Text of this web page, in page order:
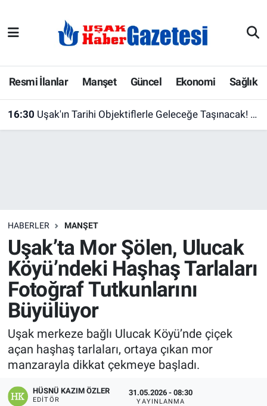
Resmi İlanlar Manşet Güncel Ekonomi Sağlık
16:30 Uşak'ın Tarihi Objektiflerle Geleceğe Taşınacak! 20 Bin TL Ödüllü Fotoğraf Yarışması
HABERLER MANŞET
Uşak’ta Mor Şölen, Ulucak
Köyü’ndeki Haşhaş Tarlaları
Fotoğraf Tutkunlarını
Büyülüyor
Uşak merkeze bağlı Ulucak Köyü’nde çiçek
açan haşhaş tarlaları, ortaya çıkan mor
manzarayla dikkat çekmeye başladı.
HÜSNÜ KAZIM ÖZLER
EDITÖR
31.05.2026 - 08:30
YAYINLANMA
E-Gazete
Ekonomi
Köşe Yazarları
Kültür Sanat
Manşet
Resmi İlanlar
Sağlık
Uşak Hava Durumu
Uşak Trafik Yoğunluk Haritası